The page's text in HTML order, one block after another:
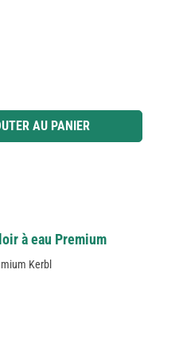
les boutons pour augmenter ou
AU PANIER
à eau Premium
Kerbl